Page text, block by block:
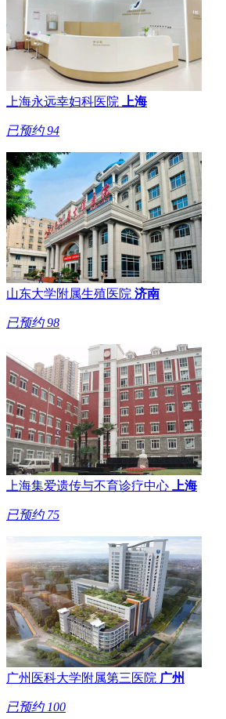
上海永远幸妇科医院 上海
已预约 94
山东大学附属生殖医院 济南
已预约 98
上海集爱遗传与不育诊疗中心 上海
已预约 75
广州医科大学附属第三医院 广州
已预约 100